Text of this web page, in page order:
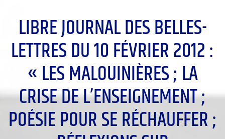
LIBRE JOURNAL DES BELLES-
LETTRES DU 10 FÉVRIER 2012 :
« LES MALOUINIÈRES ; LA
CRISE DE L’ENSEIGNEMENT ;
POÉSIE POUR SE RÉCHAUFFER ;